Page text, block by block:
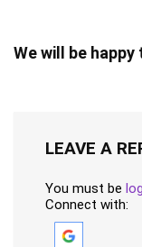
We will be
LEAVE A
You must be
Connect with: